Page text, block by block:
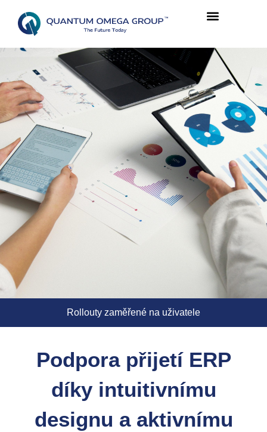
Rollouty zaměřené na uživatele
Podpora přijetí ERP
díky intuitivnímu
designu a aktivnímu